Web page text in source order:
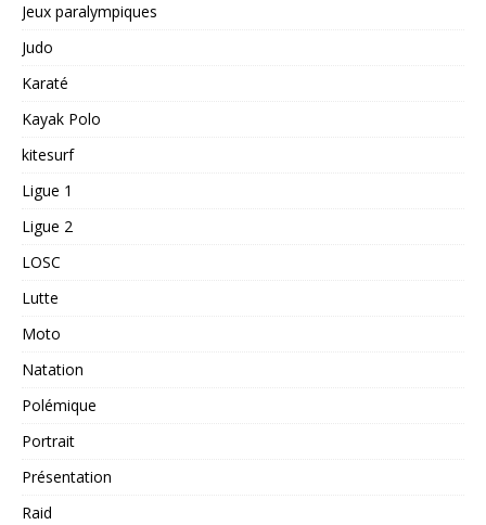
Jeux paralympiques
Judo
Karaté
Kayak Polo
kitesurf
Ligue 1
Ligue 2
LOSC
Lutte
Moto
Natation
Polémique
Portrait
Présentation
Raid